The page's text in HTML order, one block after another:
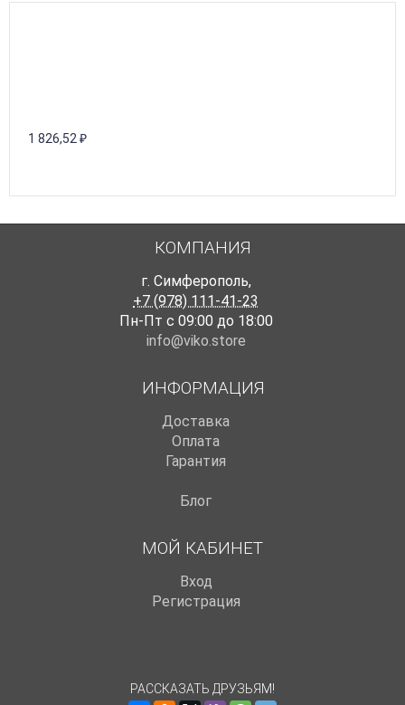
1 826,52₽
КОМПАНИЯ
г. Симферополь,
+7 (978) 111-41-23
Пн-Пт с 09:00 до 18:00
info@viko.store
ИНФОРМАЦИЯ
Доставка
Оплата
Гарантия
Блог
МОЙ КАБИНЕТ
Вход
Регистрация
РАССКАЗАТЬ ДРУЗЬЯМ!